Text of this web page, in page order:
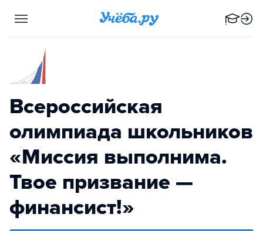
Всероссийская
олимпиада школьников
«Миссия выполнима.
Твое призвание —
финансист!»